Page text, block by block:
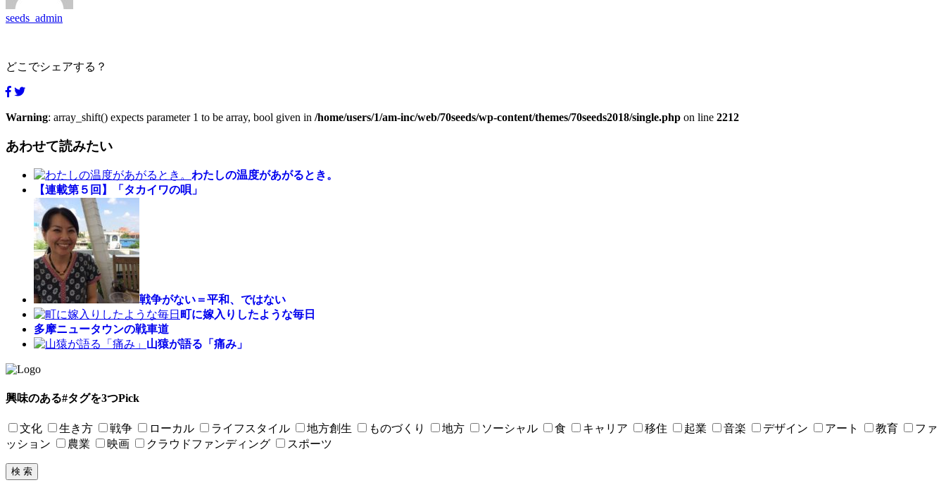
seeds_admin
どこでシェアする？
Warning: array_shift() expects parameter 1 to be array, bool given in /home/users/1/am-inc/web/70seeds/wp-content/themes/70seeds2018/single.php on line 2212
あわせて読みたい
わたしの温度があがるとき。
【連載第５回】「タカイワの唄」
戦争がない＝平和、ではない
町に嫁入りしたような毎日
多摩ニュータウンの戦車道
山猿が語る「痛み」
興味のある#タグを3つPick
文化 生き方 戦争 ローカル ライフスタイル 地方創生 ものづくり 地方 ソーシャル 食 キャリア 移住 起業 音楽 デザイン アート 教育
ファ
ッション
農業 映画 クラウドファンディング スポーツ